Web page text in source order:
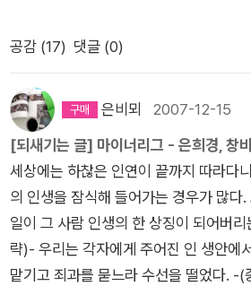
보일까? 아니, 그렇게 사랑에 냉소를 보
어진다는 것을 경험을 통해 이미 알았기
에 은희경 작가의 [새의 선물]이란 책을
앞의 작품들보다 먼저 출간되었지만, 나
다. 그리고 이 책을 읽은 후에야 은희경
이해되기 시작했다. 이 소설의 주인공인
12살의 소녀이다. 그녀는 아버지와 어머
삼촌과 산다. 그녀는 어린 아이의 눈으
바라보고, 그 사랑 안에 있는 불신과 배
는 요리 수업은 그 바람에 결석을 했구
완불하지 않은 상태라 바쁠 예정이에요.
더 신중해지더라구요. 그러다보니 어느
라잡았네요. 이번 기회에 내집마련의 꿈
거품이 되었죠.ㅜㅜ현준이의 수두도 얼
있는데 아이가 둘이나 하나씩 번갈아가
ㅜ요즘은 은희경님의 <생각의 일요일
의 선물>을 시작으로 몇권의 소설책을
<소년을 위로해줘>가 알라딘 마을 곳곳
읽어보진 못했어요. <생각의 일요일들
갈등과 착각을 유발하고 있어요. 끓임없
의 가치관도 발전해야 합니다. / grthmb
가지 / 장하준 / 부키이 책은 우리가 무
들이던 ‘오늘’을 정면에서 뒤엎고, 진실
합니다. 불편하게만 느껴지는 진짜 ‘오늘
‘내일’을 준비할 수 있게끔하는 책이 아
진정의란 무엇인가 / 마이클센델 / 김영
불구하고 100만부 이상 팔리며 한국사
는 시민들이 많음을 보여준 책. 공정사회
장하고 있으나 일반시민이 체감하는 공
고 사회전반의 양극화 현상은 나날이 심
공감 (17) 댓글 (0)
은비뫼 2007-12-15
[되새기는 글] 마이너리그 - 은희경, 창비
세상에는 하찮은 인연이 끝까지 따라다
의 인생을 잠식해 들어가는 경우가 많다. 그리고 우연한 순간의
일이 그 사람 인생의 한 상징이 되어버리는 일도 적지않다. -(중
략)- 우리는 각자에게 주어진 인 생안에서 서열을 매기고 역할을
맡기고 죄과를 묻느라 수선을 떨었다. -(중 략)- 내 인생만은